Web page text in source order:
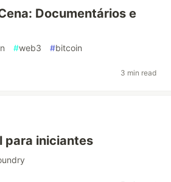
Documentários e
#web3 #bitcoin
3 min read
para iniciantes